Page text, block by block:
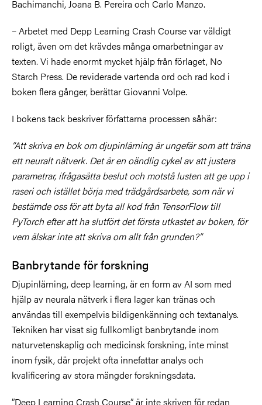
Bachimanchi, Joana B. Pereira och Carlo Manzo.
– Arbetet med Depp Learning Crash Course var väldigt
roligt, även om det krävdes många omarbetningar av
texten. Vi hade enormt mycket hjälp från förlaget, No
Starch Press. De reviderade vartenda ord och rad kod i
boken flera gånger, berättar Giovanni Volpe.
I bokens tack beskriver författarna processen såhär:
”Att skriva en bok om djupinlärning är ungefär som att träna
ett neuralt nätverk. Det är en oändlig cykel av att justera
parametrar, ifrågasätta beslut och motstå lusten att ge upp i
raseri och istället börja med trädgårdsarbete, som när vi
bestämde oss för att byta all kod från TensorFlow till
PyTorch efter att ha slutfört det första utkastet av boken, för
vem älskar inte att skriva om allt från grunden?”
Banbrytande för forskning
Djupinlärning, deep learning, är en form av AI som med
hjälp av neurala nätverk i flera lager kan tränas och
användas till exempelvis bildigenkänning och textanalys.
Tekniken har visat sig fullkomligt banbrytande inom
naturvetenskaplig och medicinsk forskning, inte minst
inom fysik, där projekt ofta innefattar analys och
kvalificering av stora mängder forskningsdata.
”Deep Learning Crash Course” är inte skriven för redan